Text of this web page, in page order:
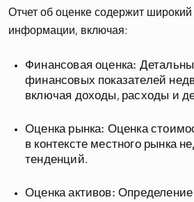
Отчет об оценке содержит
Финансовая оценка:
финансовых показателей
включая доходы, расходы и
Оценка рынка: Оценка
в контексте местного рынка
тенденций.
Оценка активов: Определение